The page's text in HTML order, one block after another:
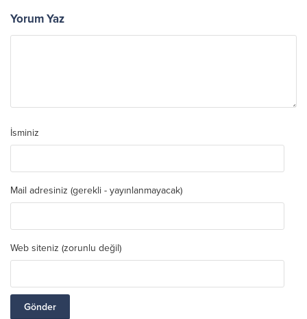
Yorum Yaz
İsminiz
Mail adresiniz (gerekli - yayınlanmayacak)
Web siteniz (zorunlu değil)